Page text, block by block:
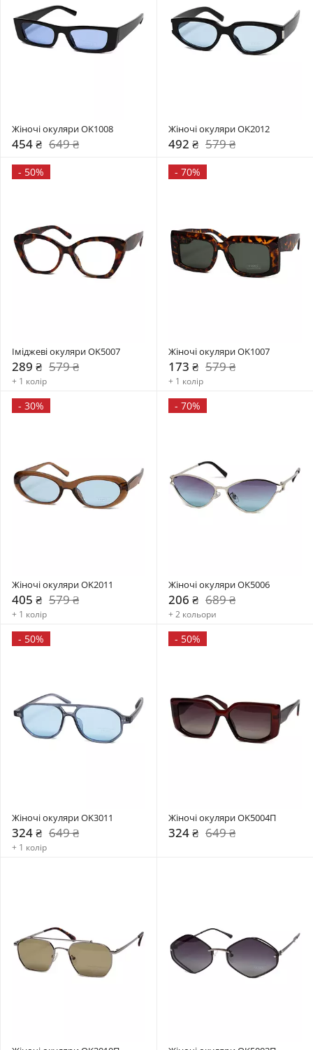
Жіночі окуляри OK1008
454 ₴ 649 ₴
Жіночі окуляри OK2012
492 ₴ 579 ₴
- 50%
Іміджеві окуляри OK5007
289 ₴ 579 ₴
+ 1 колір
- 70%
Жіночі окуляри OK1007
173 ₴ 579 ₴
+ 1 колір
- 30%
Жіночі окуляри OK2011
405 ₴ 579 ₴
+ 1 колір
- 70%
Жіночі окуляри OK5006
206 ₴ 689 ₴
+ 2 кольори
- 50%
Жіночі окуляри OK3011
324 ₴ 649 ₴
+ 1 колір
- 50%
Жіночі окуляри OK5004П
324 ₴ 649 ₴